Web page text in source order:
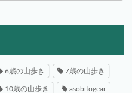
6歳の山歩き 7歳の山歩き
10歳の山歩き asobitogear